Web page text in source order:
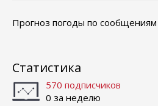
Прогноз погоды по сообщениям
Статистика
570 подписчиков
0 за неделю